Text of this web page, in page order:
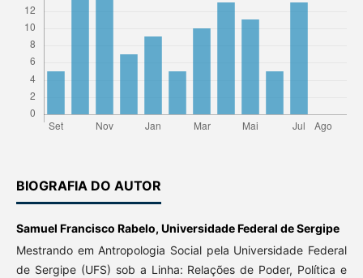
BIOGRAFIA DO AUTOR
Samuel Francisco Rabelo, Universidade Federal de Sergipe
Mestrando em Antropologia Social pela Universidade Federal
de Sergipe (UFS) sob a Linha: Relações de Poder, Política e